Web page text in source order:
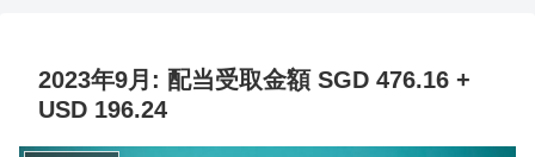
2023年9月: 配当受取金額 SGD 476.16 +
USD 196.24